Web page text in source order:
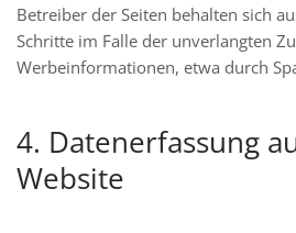
Betreiber der Seiten behalten sich
Schritte im Falle der unverlangten
Werbeinformationen, etwa durch
4. Datenerfassung
Website